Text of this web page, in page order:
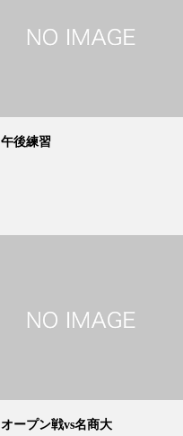
午後練習
オープン戦vs名商大